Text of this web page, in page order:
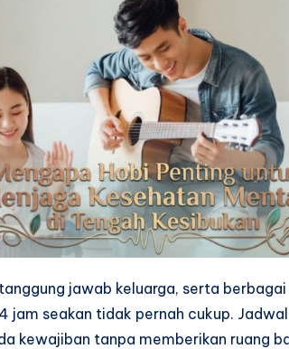
jawab keluarga, serta
jam seakan tidak pernah cukup.
kewajiban tanpa memberikan ruang